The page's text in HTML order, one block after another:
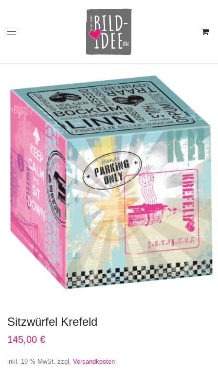
Sitzwürfel Krefeld
145,00 €
inkl. 19 % MwSt. zzgl. Versandkosten